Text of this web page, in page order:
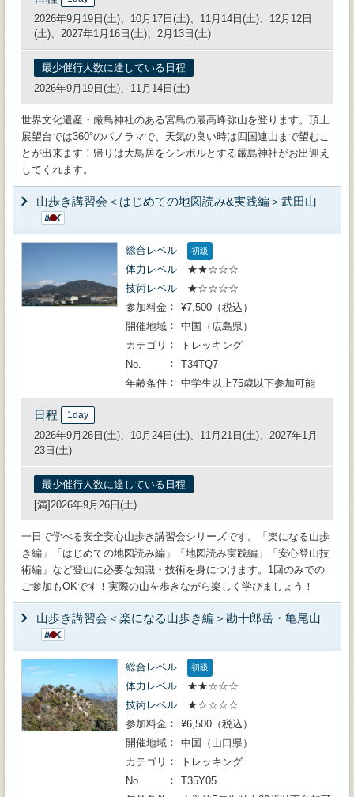
2026年9月19日(土)、10月17日(土)、11月14日(土)、12月12日
(土)、2027年1月16日(土)、2月13日(土)
最少催行人数に達している日程
2026年9月19日(土)、11月14日(土)
世界文化遺産・厳島神社のある宮島の最高峰弥山を登ります。頂上
展望台では360°のパノラマで、天気の良い時は四国連山まで望むこ
とが出来ます！帰りは大鳥居をシンボルとする厳島神社がお出迎え
してくれます。
山歩き講習会＜はじめての地図読み&実践編＞武田山
総合レベル 初級
体力レベル
★★☆☆☆
技術レベル
★☆☆☆☆
参加料金
¥7,500（税込）
開催地域
中国（広島県）
カテゴリ
トレッキング
No.
T34TQ7
年齢条件
中学生以上75歳以下参加可能
日程 1day
2026年9月26日(土)、10月24日(土)、11月21日(土)、2027年1月
23日(土)
最少催行人数に達している日程
[満]2026年9月26日(土)
一日で学べる安全安心山歩き講習会シリーズです。「楽になる山歩
き編」「はじめての地図読み編」「地図読み実践編」「安心登山技
術編」など登山に必要な知識・技術を身につけます。1回のみでの
ご参加もOKです！実際の山を歩きながら楽しく学びましょう！
山歩き講習会＜楽になる山歩き編＞勘十郎岳・亀尾山
総合レベル 初級
体力レベル
★★☆☆☆
技術レベル
★☆☆☆☆
参加料金
¥6,500（税込）
開催地域
中国（山口県）
カテゴリ
トレッキング
No.
T35Y05